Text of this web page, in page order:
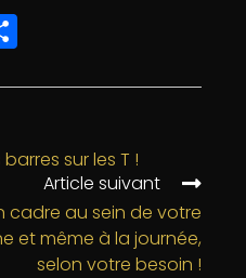
rt
g
e
r
sur les T !
Article suivant
cadre au sein de votre
et même à la journée,
selon votre besoin !